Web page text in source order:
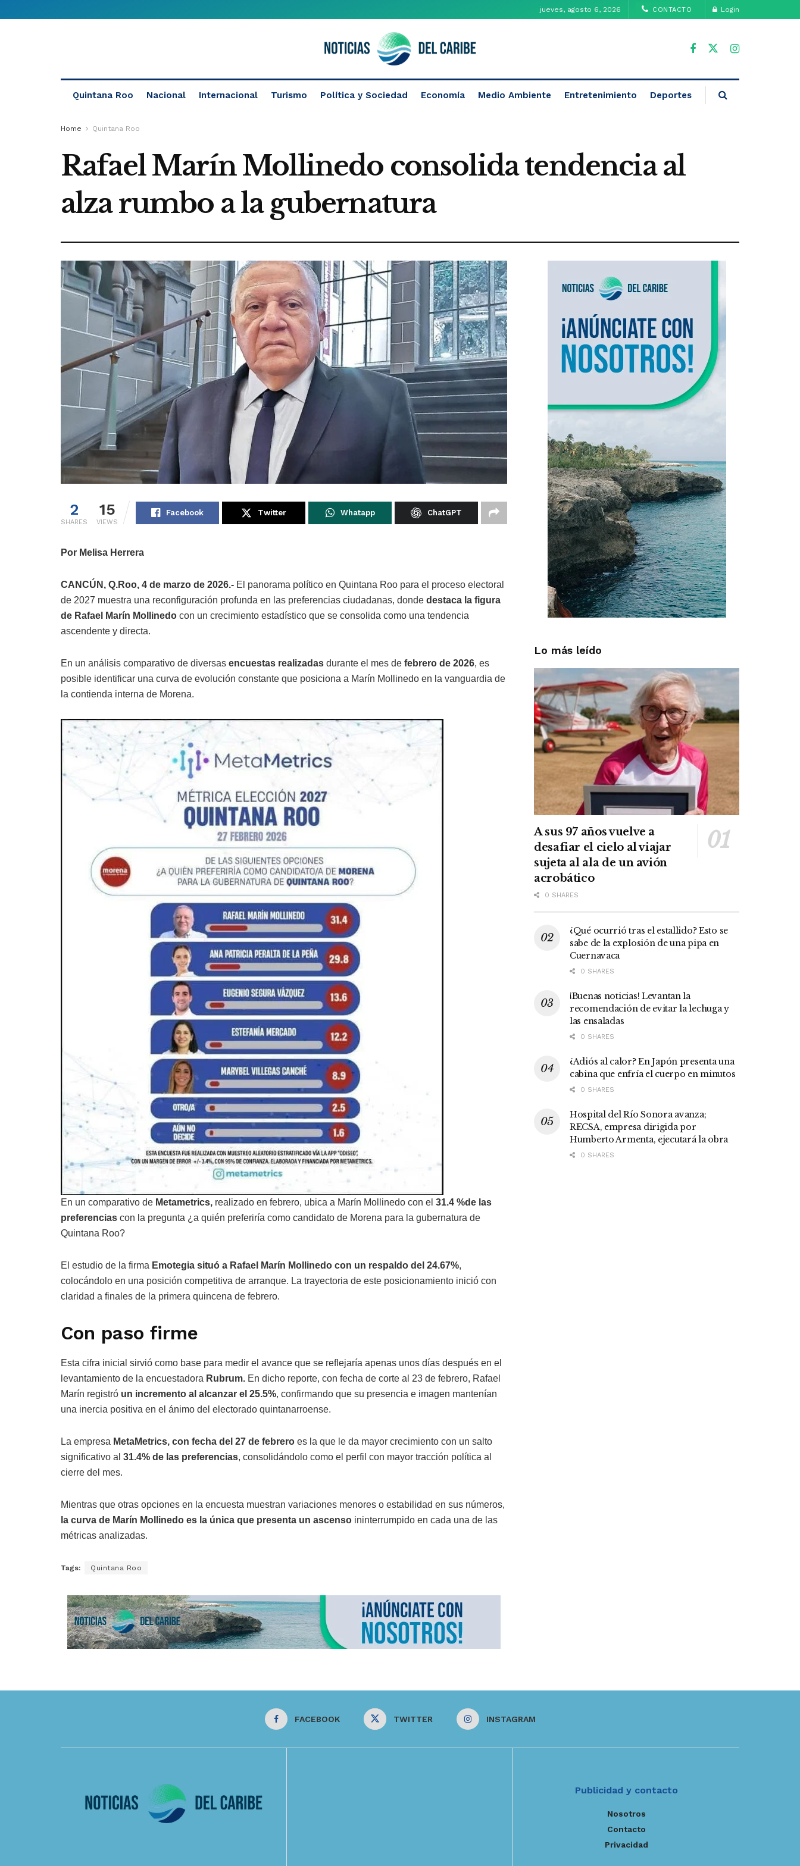
jueves, agosto 6, 2026 CONTACTO Login
Quintana Roo Nacional Internacional Turismo Política y Sociedad Economía Medio Ambiente Entretenimiento Deportes
Home Quintana Roo
Rafael Marín Mollinedo consolida tendencia al
alza rumbo a la gubernatura
2
SHARES
15
VIEWS
Facebook Twitter Whatapp ChatGPT
Por Melisa Herrera
CANCÚN, Q.Roo, 4 de marzo de 2026.- El panorama político en Quintana Roo para el proceso electoral
de 2027 muestra una reconfiguración profunda en las preferencias ciudadanas, donde destaca la figura
de Rafael Marín Mollinedo con un crecimiento estadístico que se consolida como una tendencia
ascendente y directa.
En un análisis comparativo de diversas encuestas realizadas durante el mes de febrero de 2026, es
posible identificar una curva de evolución constante que posiciona a Marín Mollinedo en la vanguardia de
la contienda interna de Morena.
En un comparativo de Metametrics, realizado en febrero, ubica a Marín Mollinedo con el 31.4 %de las
preferencias con la pregunta ¿a quién preferiría como candidato de Morena para la gubernatura de
Quintana Roo?
El estudio de la firma Emotegia situó a Rafael Marín Mollinedo con un respaldo del 24.67%,
colocándolo en una posición competitiva de arranque. La trayectoria de este posicionamiento inició con
claridad a finales de la primera quincena de febrero.
Con paso firme
Esta cifra inicial sirvió como base para medir el avance que se reflejaría apenas unos días después en el
levantamiento de la encuestadora Rubrum. En dicho reporte, con fecha de corte al 23 de febrero, Rafael
Marín registró un incremento al alcanzar el 25.5%, confirmando que su presencia e imagen mantenían
una inercia positiva en el ánimo del electorado quintanarroense.
La empresa MetaMetrics, con fecha del 27 de febrero es la que le da mayor crecimiento con un salto
significativo al 31.4% de las preferencias, consolidándolo como el perfil con mayor tracción política al
cierre del mes.
Mientras que otras opciones en la encuesta muestran variaciones menores o estabilidad en sus números,
la curva de Marín Mollinedo es la única que presenta un ascenso ininterrumpido en cada una de las
métricas analizadas.
Tags: Quintana Roo
Lo más leído
A sus 97 años vuelve a
desafiar el cielo al viajar
sujeta al ala de un avión
acrobático
0 SHARES
¿Qué ocurrió tras el estallido? Esto se
sabe de la explosión de una pipa en
Cuernavaca
0 SHARES
¡Buenas noticias! Levantan la
recomendación de evitar la lechuga y
las ensaladas
0 SHARES
¿Adiós al calor? En Japón presenta una
cabina que enfría el cuerpo en minutos
0 SHARES
Hospital del Río Sonora avanza;
RECSA, empresa dirigida por
Humberto Armenta, ejecutará la obra
0 SHARES
FACEBOOK TWITTER INSTAGRAM
Publicidad y contacto
Nosotros
Contacto
Privacidad